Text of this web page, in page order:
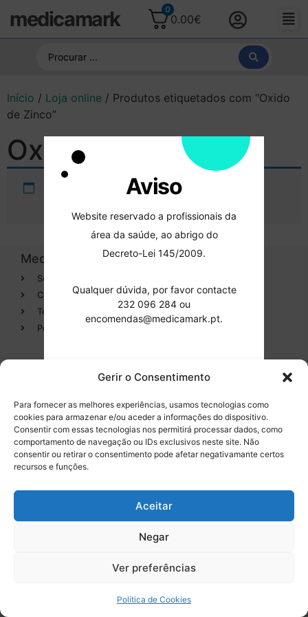
Gerir o Consentimento
Para fornecer as melhores experiências, usamos tecnologias como
cookies para armazenar e/ou aceder a informações do dispositivo.
Consentir com essas tecnologias nos permitirá processar dados, como
comportamento de navegação ou IDs exclusivos neste site. Não
consentir ou retirar o consentimento pode afetar negativamante certos
recursos e funções.
Aceitar
Negar
Ver preferências
Política de Cookies
medicamark 0
0.00€
Início / Loja online / Produtos etiquetados com “Oxido
de Zinco”
Oxido de Zinco
Não foram encontrados produtos
Medicamark
Sobre
Contactos
Termos e condições
Política de Privacidade
Categorias
Dentisteria
Descartáveis/Não
reutilizáveis
Categorias
Endodontia
Higiene Oral
Instrumental
Equipamentos
Entregas em 24h
de produtos em stock
Tel. 232 096 284
8 de agosto de 2026
Aviso
Website reservado a profissionais da
área da saúde, ao abrigo do
Decreto-Lei 145/2009.
Qualquer dúvida, por favor contacte
232 096 284 ou
encomendas@medicamark.pt.
Tomei conhecimento.
Continuar.